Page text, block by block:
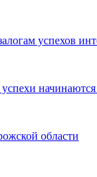
успехов
области